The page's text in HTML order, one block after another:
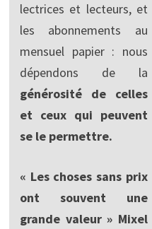
lectrices et lecteurs, et
les abonnements au
mensuel papier : nous
dépendons de la
générosité de celles
et ceux qui peuvent
se le permettre.
« Les choses sans prix
ont souvent une
grande valeur » Mixel